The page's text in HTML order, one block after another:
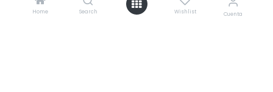
Home Search Wishlist Cuenta
Política de devoluciones